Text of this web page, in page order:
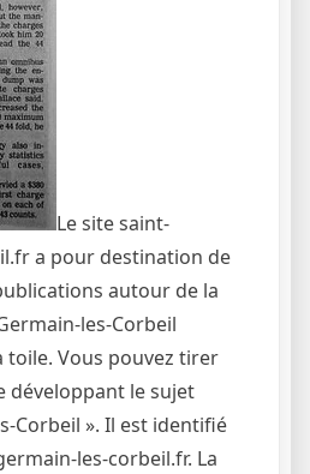
Le site saint-
a pour destination de
autour de la
les-Corbeil
toile. Vous pouvez tirer
développant le sujet
Corbeil ». Il est identifié
les-corbeil.fr. La